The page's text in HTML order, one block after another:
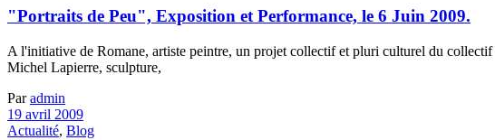
"Portraits de Peu", Exposition et Performance, le 6 Juin 2009.
A l'initiative de Romane, artiste peintre, un projet collectif et pluri culturel du
Michel Lapierre, sculpture,
Paradmin
19 avril 2009
Actualité, Blog